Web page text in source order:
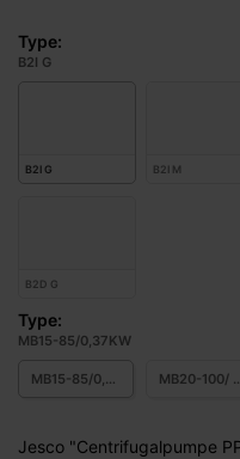
Type:
B2I G
B2I G B2I M
B2D G
Type:
MB15-85/0,37KW
MB15-85/0,37KW MB20-
Jesco "Centrifugalpumpe